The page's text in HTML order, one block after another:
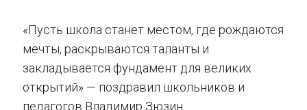
«Пусть школа станет местом, где рождаются
мечты, раскрываются таланты и
закладывается фундамент для великих
открытий» — поздравил школьников и
педагогов Владимир Зюзин.